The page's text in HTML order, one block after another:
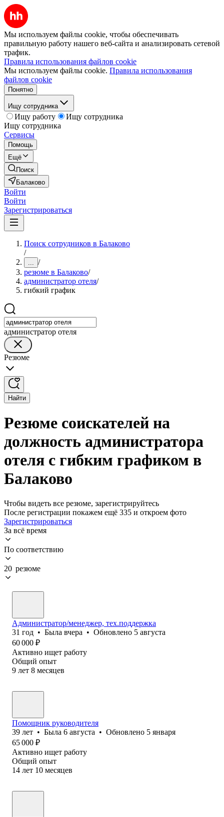
Мы используем файлы cookie, чтобы обеспечивать
правильную работу нашего веб-сайта и анализировать сетевой
трафик.
Правила использования файлов cookie
Мы используем файлы cookie. Правила использования
файлов cookie
Понятно
Ищу сотрудника
Ищу работу
Ищу сотрудника
Ищу сотрудника
Сервисы
Помощь
Ещё
Поиск
Балаково
Войти
Войти
Зарегистрироваться
Поиск сотрудников в Балаково
/
... /
резюме в Балаково/
администратор отеля/
гибкий график
администратор отеля
Резюме
Найти
Резюме соискателей на
должность администратора
отеля с гибким графиком в
Балаково
Чтобы видеть все резюме, зарегистрируйтесь
После регистрации покажем ещё 335 и откроем фото
Зарегистрироваться
За всё время
По соответствию
20 резюме
Администратор/менеджер, тех.поддержка
31 год • Была вчера • Обновлено 5 августа
60 000 ₽
Активно ищет работу
Общий опыт
9 лет 8 месяцев
Помощник руководителя
39 лет • Была 6 августа • Обновлено 5 января
65 000 ₽
Активно ищет работу
Общий опыт
14 лет 10 месяцев